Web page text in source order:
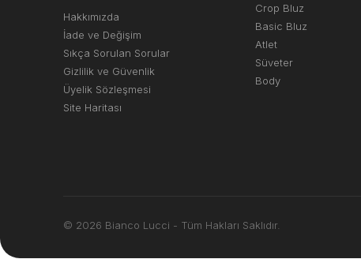
Hakkımızda
İade ve Değişim
Sıkça Sorulan Sorular
Gizlilik ve Güvenlik
Üyelik Sözleşmesi
Site Haritası
Crop Bluz
Basic Bluz
Atlet
Süveter
Body
© 2026 Bianco Lucci - Tüm Hakları Saklıdır.